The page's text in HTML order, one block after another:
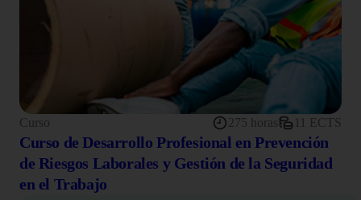
Curso 275 horas 11 ECTS
Curso de Desarrollo Profesional en Prevención
de Riesgos Laborales y Gestión de la Seguridad
en el Trabajo